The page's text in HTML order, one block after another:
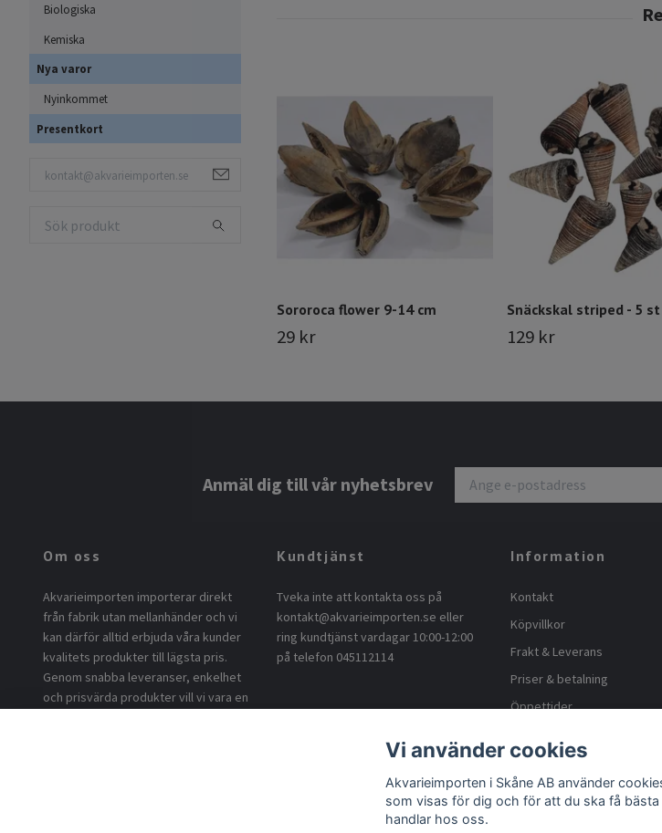
Biologiska
Kemiska
Nya varor
Nyinkommet
Presentkort
Sororoca flower 9-14 cm
29 kr
Snäckskal striped - 5 st
129 kr
Anmäl dig till vår nyhetsbrev
Om oss
Akvarieimporten importerar direkt
från fabrik utan mellanhänder och vi
kan därför alltid erbjuda våra kunder
kvalitets produkter till lägsta pris.
Genom snabba leveranser, enkelhet
och prisvärda produkter vill vi vara en
Kundtjänst
Tveka inte att kontakta oss på
kontakt@akvarieimporten.se eller
ring kundtjänst vardagar 10:00-12:00
på telefon 045112114
Information
Kontakt
Köpvillkor
Frakt & Leverans
Priser & betalning
Öppettider
Blogg
Returnera
Vi använder cookies
Akvarieimporten i Skåne AB använder
som visas för dig och för att du ska få
handlar hos oss.